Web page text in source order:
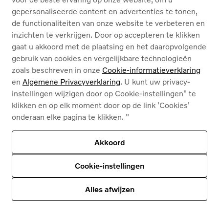
OVER ONS
Cookies
Privacybeleid
Juridische info
Deze site wordt beschermd door reCAPTCHA enhet privacybeleid van Google
Servicevoorwaarden zijn van toepassing
© 2026Volvo Car Corporation (of zijn dochterondernemingen of licentiegevers).
HyperCharge | Powered by
gepersonaliseerde content en advertenties te tonen,
de functionaliteiten van onze website te verbeteren en
inzichten te verkrijgen. Door op accepteren te klikken
gaat u akkoord met de plaatsing en het daaropvolgende
gebruik van cookies en vergelijkbare technologieën
zoals beschreven in onze Cookie-informatieverklaring
en Algemene Privacyverklaring. U kunt uw privacy-
instellingen wijzigen door op Cookie-instellingen" te
klikken en op elk moment door op de link 'Cookies'
onderaan elke pagina te klikken. "
Akkoord
Cookie-instellingen
Alles afwijzen